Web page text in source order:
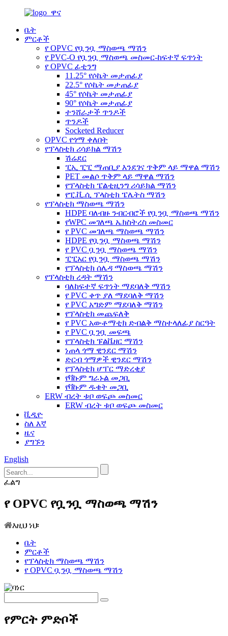
ቤት
ምርቶች
የ OPVC የቧንቧ ማስወጫ ማሽን
የ PVC-O የቧንቧ ማስወጫ መስመር-ከፍተኛ ፍጥነት
የ OPVC ፊቲንግ
11.25° የሶኬት መታጠፊያ
22.5° የሶኬት መታጠፊያ
45° የሶኬት መታጠፊያ
90° የሶኬት መታጠፊያ
ተንሸራታች ጥንዶች
ጥንዶች
Socketed Reducer
OPVC የጎማ ቀለበት
የፕላስቲክ ሪሳይክል ማሽን
ሽሬደር
ፒኢ ፒፒ ማጠቢያ እንደገና ጥቅም ላይ ማዋል ማሽን
PET መልሶ ጥቅም ላይ ማዋል ማሽን
የፕላስቲክ ፔልቲዚንግ ሪሳይክል ማሽን
የፒ.ቪ.ሲ ፕላስቲክ ፔሌትስ ማሽን
የፕላስቲክ ማስወጫ ማሽን
HDPE ባለብዙ ንብርብሮች የቧንቧ ማስወጫ ማሽን
የWPC መገለጫ ኤክስትረስ መስመር
የ PVC መገለጫ ማስወጫ ማሽን
HDPE የቧንቧ ማስወጫ ማሽን
የ PVC ቧንቧ ማስወጫ ማሽን
ፒፒአር የቧንቧ ማስወጫ ማሽን
የፕላስቲክ ሰሌዳ ማስወጫ ማሽን
የፕላስቲክ ረዳት ማሽን
ባለከፍተኛ ፍጥነት ማደባለቅ ማሽን
የ PVC ቀጥ ያለ ማደባለቅ ማሽን
የ PVC አግድም ማደባለቅ ማሽን
የፕላስቲክ መጨፍለቅ
የ PVC አውቶማቲክ ድብልቅ ማስተላለፊያ ስርዓት
የ PVC ቧንቧ መፍጫ
የፕላስቲክ ፑልቬዘር ማሽን
ነጠላ ጎማ ዊንደር ማሽን
ድርብ ጎማዎች ዊንደር ማሽን
የፕላስቲክ ሆፐር ማድረቂያ
የቫኩም ግራኑል መጋቢ
የቫኩም ዱቄት መጋቢ
ERW ብረት ቱቦ ወፍጮ መስመር
ERW ብረት ቱቦ ወፍጮ መስመር
ቪዲዮ
ስለ እኛ
ዜና
ያግኙን
English
ፈልግ
የ OPVC የቧንቧ ማስወጫ ማሽን
እዚህ ነህ፡
ቤት
ምርቶች
የፕላስቲክ ማስወጫ ማሽን
የ OPVC ቧንቧ ማስወጫ ማሽን
የምርት ምድቦች